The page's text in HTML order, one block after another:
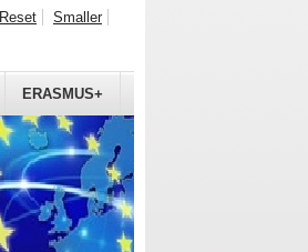
ERASMUS+
Reset Smaller